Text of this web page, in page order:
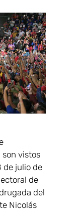
son vistos
de julio de
de
del
Nicolás